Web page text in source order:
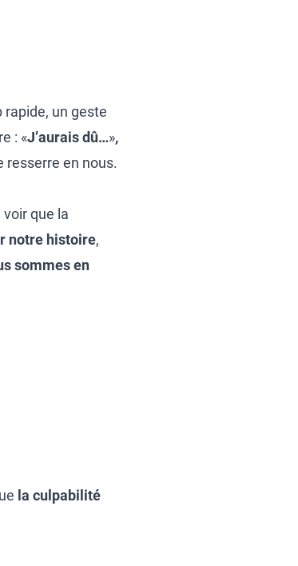
rapide, un geste
: «J’aurais dû…»,
resserre en nous.
que la
notre histoire,
sommes en
la culpabilité